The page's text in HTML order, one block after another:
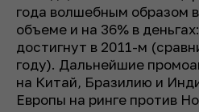
года волшебным образом
объеме и на 36% в
достигнут в 2011-м
году). Дальнейшие
на Китай, Бразилию и
Европы на ринге против